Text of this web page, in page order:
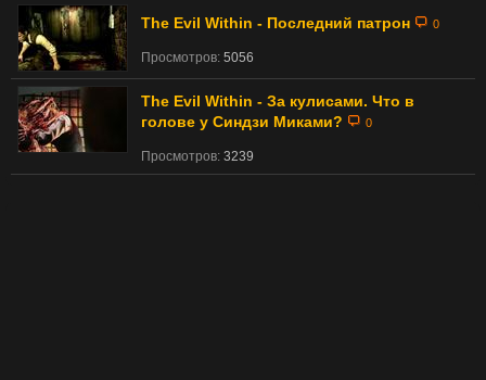
The Evil Within - Последний патрон 0
Просмотров: 5056
The Evil Within - За кулисами. Что в
голове у Синдзи Миками?
0
Просмотров: 3239